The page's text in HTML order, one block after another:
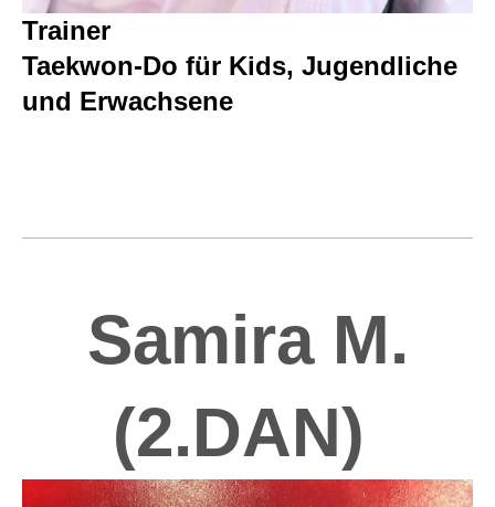
Trainer
Taekwon-Do für Kids, Jugendliche
und Erwachsene
Samira M.
(2.DAN)